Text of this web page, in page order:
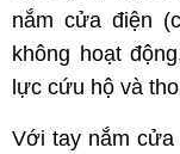
nắm cửa điện
không hoạt
lực cứu hộ và
Với tay nắm